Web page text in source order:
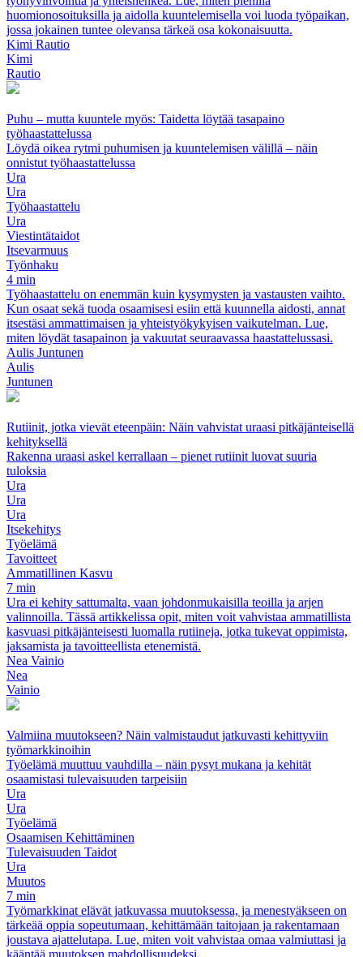
huomionosoituksilla ja aidolla kuuntelemisella voi luoda työpaikan,
jossa jokainen tuntee olevansa tärkeä osa kokonaisuutta.
Kimi Rautio
Kimi
Rautio
Puhu – mutta kuuntele myös: Taidetta löytää tasapaino
työhaastattelussa
Löydä oikea rytmi puhumisen ja kuuntelemisen välillä – näin
onnistut työhaastattelussa
Ura
Ura
Työhaastattelu
Ura
Viestintätaidot
Itsevarmuus
Työnhaku
4 min
Työhaastattelu on enemmän kuin kysymysten ja vastausten vaihto.
Kun osaat sekä tuoda osaamisesi esiin että kuunnella aidosti, annat
itsestäsi ammattimaisen ja yhteistyökykyisen vaikutelman. Lue,
miten löydät tasapainon ja vakuutat seuraavassa haastattelussasi.
Aulis Juntunen
Aulis
Juntunen
Rutiinit, jotka vievät eteenpäin: Näin vahvistat uraasi pitkäjänteisellä
kehityksellä
Rakenna uraasi askel kerrallaan – pienet rutiinit luovat suuria
tuloksia
Ura
Ura
Ura
Itsekehitys
Työelämä
Tavoitteet
Ammatillinen Kasvu
7 min
Ura ei kehity sattumalta, vaan johdonmukaisilla teoilla ja arjen
valinnoilla. Tässä artikkelissa opit, miten voit vahvistaa ammatillista
kasvuasi pitkäjänteisesti luomalla rutiineja, jotka tukevat oppimista,
jaksamista ja tavoitteellista etenemistä.
Nea Vainio
Nea
Vainio
Valmiina muutokseen? Näin valmistaudut jatkuvasti kehittyviin
työmarkkinoihin
Työelämä muuttuu vauhdilla – näin pysyt mukana ja kehität
osaamistasi tulevaisuuden tarpeisiin
Ura
Ura
Työelämä
Osaamisen Kehittäminen
Tulevaisuuden Taidot
Ura
Muutos
7 min
Työmarkkinat elävät jatkuvassa muutoksessa, ja menestyäkseen on
tärkeää oppia sopeutumaan, kehittämään taitojaan ja rakentamaan
joustava ajattelutapa. Lue, miten voit vahvistaa omaa valmiuttasi ja